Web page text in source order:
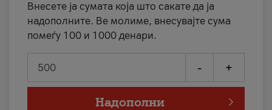
Внесете ја сумата која што сакате да ја
надополните. Ве молиме, внесувајте сума
помеѓу 100 и 1000 денари.
- +
Надополни